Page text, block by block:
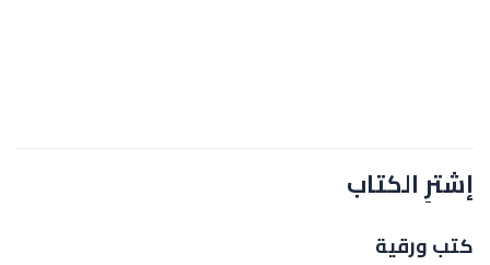
إشترِ الكتاب
كتب ورقية